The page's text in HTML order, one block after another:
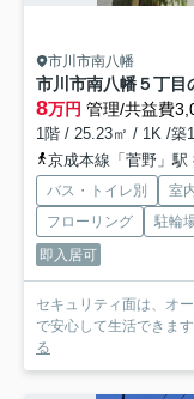
市川市南八幡
市川市南八幡５丁目
8万円 管理/共益費
1階 / 25.23㎡ / 1K /築
京成本線「菅野」駅
バス・トイレ別 室
フローリング
駐輪
即入居可
セキュリティ面は、オ
で安心して生活できま
る